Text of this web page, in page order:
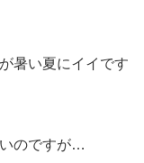
暑い夏にイイです
のですが…